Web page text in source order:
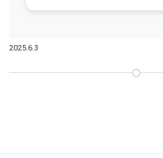
2025.6.3